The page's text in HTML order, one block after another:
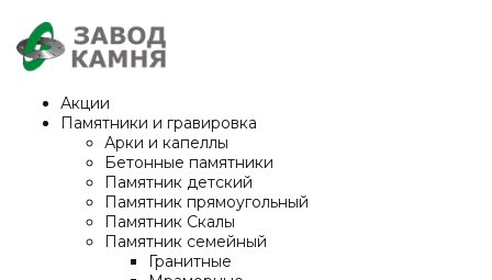
Акции
Памятники и гравировка
Арки и капеллы
Бетонные памятники
Памятник детский
Памятник прямоугольный
Памятник Скалы
Памятник семейный
Гранитные